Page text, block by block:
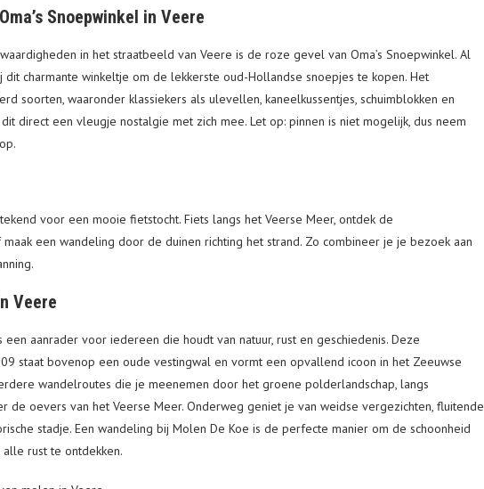
Snoepwinkel in Veere
in het straatbeeld van Veere is de roze gevel van Oma’s Snoepwinkel. Al
charmante winkeltje om de lekkerste oud-Hollandse snoepjes te kopen. Het
soorten, waaronder klassiekers als ulevellen, kaneelkussentjes, schuimblokken en
direct een vleugje nostalgie met zich mee. Let op: pinnen is niet mogelijk, dus neem
voor een mooie fietstocht. Fiets langs het Veerse Meer, ontdek de
een wandeling door de duinen richting het strand. Zo combineer je je bezoek aan
Veere
aanrader voor iedereen die houdt van natuur, rust en geschiedenis. Deze
staat bovenop een oude vestingwal en vormt een opvallend icoon in het Zeeuwse
wandelroutes die je meenemen door het groene polderlandschap, langs
de oevers van het Veerse Meer. Onderweg geniet je van weidse vergezichten, fluitende
stadje. Een wandeling bij Molen De Koe is de perfecte manier om de schoonheid
rust te ontdekken.